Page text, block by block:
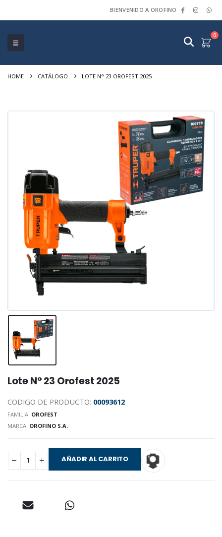
BIENVENIDO A OROFINO
0
HOME CATÁLOGO LOTE N° 23 OROFEST 2025
Lote N° 23 Orofest 2025
CODIGO DE PRODUCTO: 00093612
FAMILIA: OROFEST
MARCA: OROFINO S.A.
AÑADIR AL CARRITO